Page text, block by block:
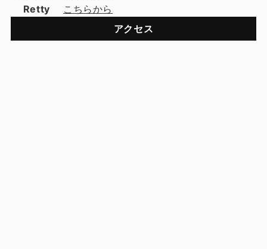
Retty
こちらから
アクセス